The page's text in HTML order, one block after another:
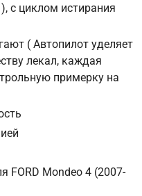
данных
на обработку ваших
запроса введите
с циклом истирания
( Автопилот уделяет
лекал, каждая
примерку на
FORD Mondeo 4 (2007-